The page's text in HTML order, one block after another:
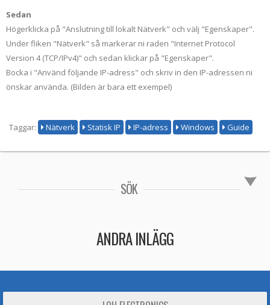
Sedan
Högerklicka på "Anslutning till lokalt Nätverk" och välj "Egenskaper".
Under fliken "Nätverk" så markerar ni raden "Internet Protocol
Version 4 (TCP/IPv4)" och sedan klickar på "Egenskaper".
Bocka i "Använd följande IP-adress" och skriv in den IP-adressen ni
önskar använda. (Bilden är bara ett exempel)
Taggar: Nätverk Statisk IP IP-adress Windows Guide
SÖK
ANDRA INLÄGG